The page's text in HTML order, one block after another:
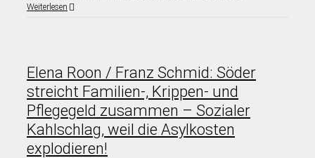
Weiterlesen
Elena Roon / Franz Schmid: Söder
streicht Familien-, Krippen- und
Pflegegeld zusammen – Sozialer
Kahlschlag, weil die Asylkosten
explodieren!